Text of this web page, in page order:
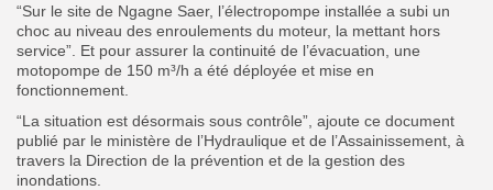
“Sur le site de Ngagne Saer, l’électropompe installée a subi un
choc au niveau des enroulements du moteur, la mettant hors
service”. Et pour assurer la continuité de l’évacuation, une
motopompe de 150 m³/h a été déployée et mise en
fonctionnement.
“La situation est désormais sous contrôle”, ajoute ce document
publié par le ministère de l’Hydraulique et de l’Assainissement, à
travers la Direction de la prévention et de la gestion des
inondations.